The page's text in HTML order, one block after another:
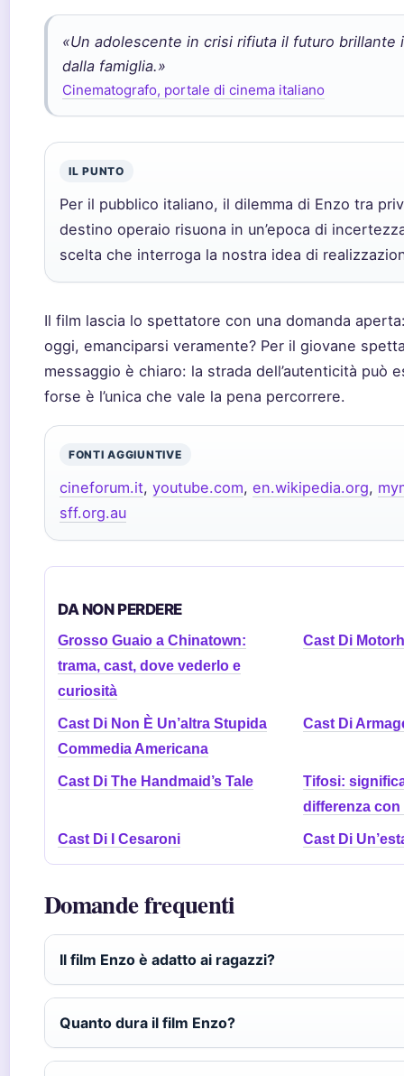
«Un adolescente in crisi rifiuta il futuro brillante
dalla famiglia.»
Cinematografo, portale di cinema italiano
IL PUNTO
Per il pubblico italiano, il dilemma di Enzo tra
destino operaio risuona in un’epoca di
scelta che interroga la nostra idea di
Il film lascia lo spettatore con una domanda
oggi, emanciparsi veramente? Per il giovane
messaggio è chiaro: la strada dell’autenticità può
forse è l’unica che vale la pena percorrere.
FONTI AGGIUNTIVE
cineforum.it, youtube.com, en.wikipedia.org,
sff.org.au
DA NON PERDERE
Grosso Guaio a Chinatown:
trama, cast, dove vederlo e
curiosità
Cast Di
Cast Di Non È Un’altra Stupida
Commedia Americana
Cast Di
Cast Di The Handmaid’s Tale
Tifosi:
differenza con
Cast Di I Cesaroni Cast Di
Domande frequenti
Il film Enzo è adatto ai ragazzi?
Quanto dura il film Enzo?